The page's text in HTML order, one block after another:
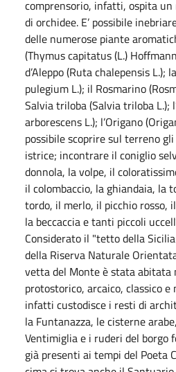
comprensorio, infatti, ospita
di orchidee. E’ possibile
delle numerose piante
(Thymus capitatus (L.)
d’Aleppo (Ruta chalepensis L.);
pulegium L.); il Rosmarino
Salvia triloba (Salvia triloba L.);
arborescens L.); l’Origano
possibile scoprire sul terreno
istrice; incontrare il coniglio
donnola, la volpe, il
il colombaccio, la ghiandaia, la
tordo, il merlo, il picchio rosso,
la beccaccia e tanti piccoli
Considerato il "tetto della
della Riserva Naturale
vetta del Monte è stata abitata
protostorico, arcaico, classico e
infatti custodisce i resti di
la Funtanazza, le cisterne
Ventimiglia e i ruderi del
già presenti ai tempi del Poeta